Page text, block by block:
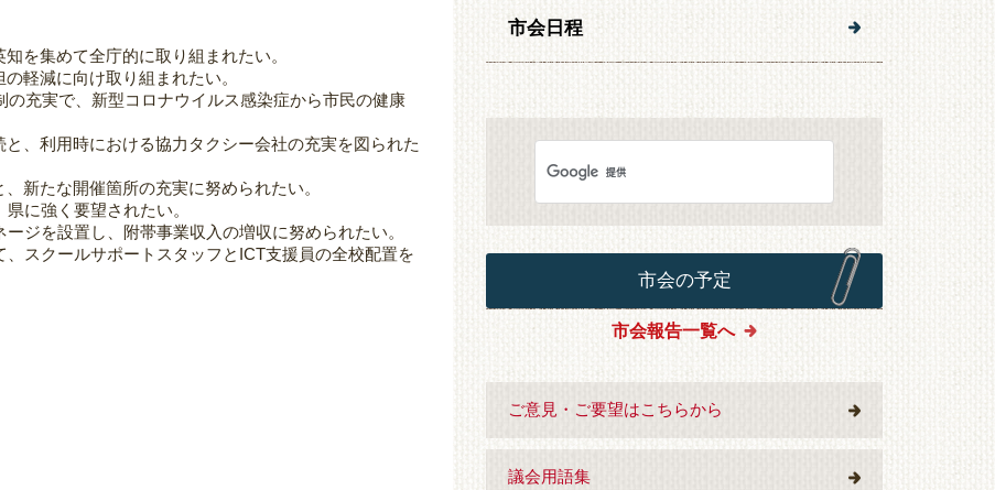
を集めて全庁的に取り組まれたい。
軽減に向け取り組まれたい。
充実で、新型コロナウイルス感染症から市民の健康
、利用時における協力タクシー会社の充実を図られた
新たな開催箇所の充実に努められたい。
に強く要望されたい。
ジを設置し、附帯事業収入の増収に努められたい。
スクールサポートスタッフとICT支援員の全校配置を
市会日程
市会の予定
市会報告一覧へ
ご意見・ご要望はこちらから
議会用語集